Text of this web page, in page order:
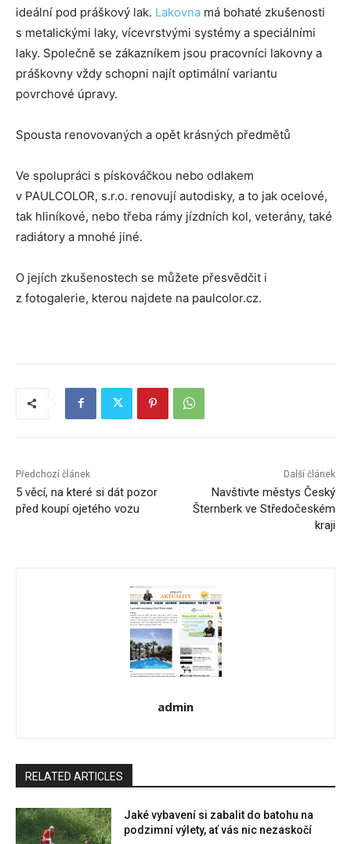
ideální pod práškový lak. Lakovna má bohaté zkušenosti
s metalickými laky, vícevrstvými systémy a speciálními
laky. Společně se zákazníkem jsou pracovníci lakovny a
práškovny vždy schopni najít optimální variantu
povrchové úpravy.
Spousta renovovaných a opět krásných předmětů
Ve spolupráci s pískováčkou nebo odlakem
v PAULCOLOR, s.r.o. renovují autodisky, a to jak ocelové,
tak hliníkové, nebo třeba rámy jízdních kol, veterány, také
radiátory a mnohé jiné.
O jejích zkušenostech se můžete přesvědčit i
z fotogalerie, kterou najdete na paulcolor.cz.
Předchozí článek
5 věcí, na které si dát pozor
před koupí ojetého vozu
Další článek
Navštivte městys Český
Šternberk ve Středočeském
kraji
admin
RELATED ARTICLES
Jaké vybavení si zabalit do batohu na
podzimní výlety, ať vás nic nezaskočí